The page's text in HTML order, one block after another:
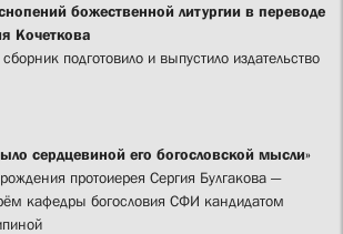
божественной литургии в переводе
Кочеткова
подготовило и выпустило издательство
сердцевиной его богословской мысли»
протоиерея Сергия Булгакова —
кафедры богословия СФИ кандидатом